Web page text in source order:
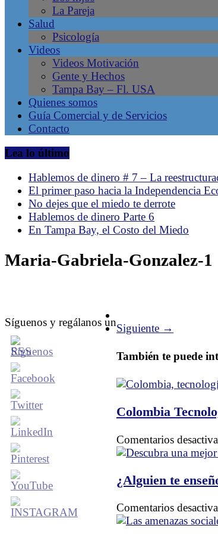
Tampa
Negocios
Latinos,
Revista
la
comunidad
hispana
Tampa,
Florida.
Emprendimiento
Latino.
La Pareja
Salud
Psicología
Videos
Videos Motivación
Gente y Hechos
Tampa Bay – Fl. USA
Quienes somos
Guía Comercial y de Servicios
Contacto
Lea lo último
Hablemos de dinero # 7 – La
El primer paso hacia la Independencia
No dejes que el miedo te derrote
Hablemos de dinero Parte 6
En Tampa Bay, el Costo del Miedo
Maria-Gabriela-Gonzalez-1
Síguenos y regálanos unSiguiente →
También te puede
Colombia
Comentarios
¿Alguien te
Comentarios